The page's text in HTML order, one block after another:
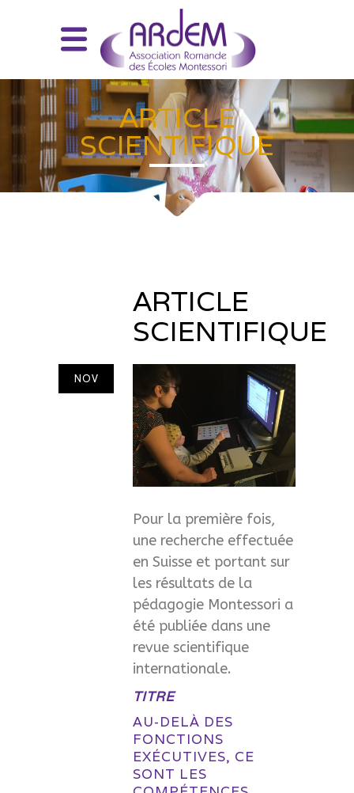
ARTICLE
SCIENTIFIQUE
Actualités
ARTICLE
SCIENTIFIQUE
NOV
Pour la première fois,
une recherche effectuée
en Suisse et portant sur
les résultats de la
pédagogie Montessori a
été publiée dans une
revue scientifique
internationale.
TITRE
AU-DELÀ DES
FONCTIONS
EXÉCUTIVES, CE
SONT LES